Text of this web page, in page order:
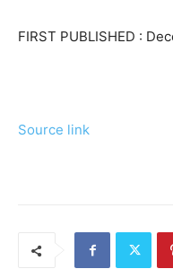
FIRST PUBLISHED :
Source link